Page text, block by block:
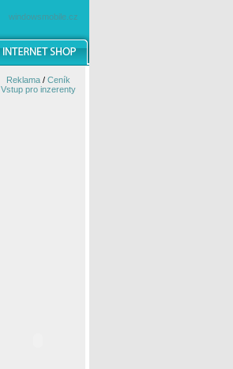
windowsmobile.cz
Reklama/ Ceník
Vstup pro inzerenty